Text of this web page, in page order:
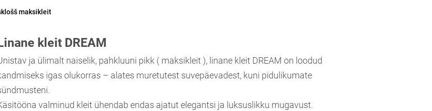
maksikleit
kleit DREAM
ja ülimalt naiselik, pahkluuni pikk ( maksikleit ), linane kleit DREAM on loodud
igas olukorras – alates muretutest suvepäevadest, kuni pidulikumate
valminud kleit ühendab endas ajatut elegantsi ja luksuslikku mugavust.